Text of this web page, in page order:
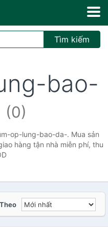
Tìm kiếm
bao-
(0)
op-lung-bao-da-. Mua sản
hàng tận nhà miễn phí, thu